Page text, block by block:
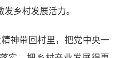
乡村发展活力。
神带回村里，把党中央一